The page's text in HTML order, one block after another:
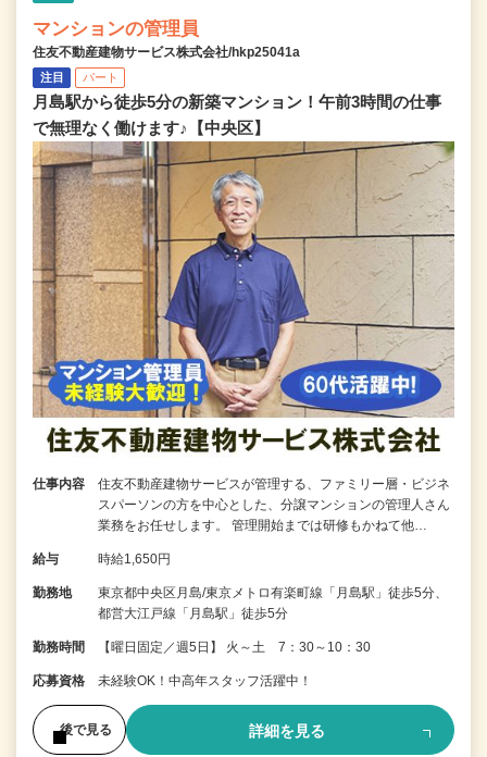
マンションの管理員
住友不動産建物サービス株式会社/hkp25041a
注目 パート
月島駅から徒歩5分の新築マンション！午前3時間の仕事
で無理なく働けます♪【中央区】
仕事内容
住友不動産建物サービスが管理する、ファミリー層・ビジネ
スパーソンの方を中心とした、分譲マンションの管理人さん
業務をお任せします。 管理開始までは研修もかねて他…
給与 時給1,650円
勤務地
東京都中央区月島/東京メトロ有楽町線「月島駅」徒歩5分、
都営大江戸線「月島駅」徒歩5分
勤務時間 【曜日固定／週5日】 火～土 7：30～10：30
応募資格 未経験OK！中高年スタッフ活躍中！
後で見る 詳細を見る